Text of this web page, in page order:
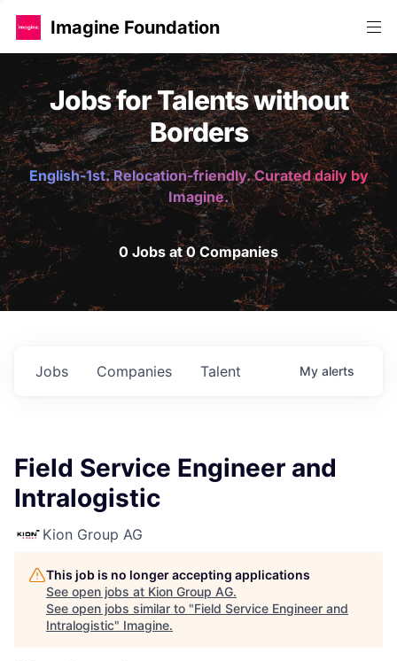
Imagine Foundation
Jobs for Talents without
Borders
English-1st. Relocation-friendly. Curated daily by
Imagine.
0 Jobs at 0 Companies
Jobs Companies Talent My alerts
Field Service Engineer and
Intralogistic
Kion Group AG
This job is no longer accepting applications
See open jobs at Kion Group AG.
See open jobs similar to "Field Service Engineer and
Intralogistic" Imagine.